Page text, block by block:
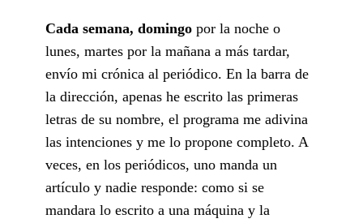
Cada semana, domingo por la noche o
lunes, martes por la mañana a más tardar,
envío mi crónica al periódico. En la barra de
la dirección, apenas he escrito las primeras
letras de su nombre, el programa me adivina
las intenciones y me lo propone completo. A
veces, en los periódicos, uno manda un
artículo y nadie responde: como si se
mandara lo escrito a una máquina y la